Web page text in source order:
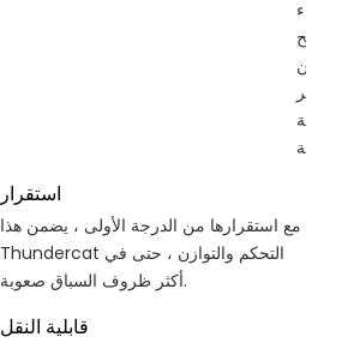
الماء
يتيح
تكبير
استقرار
مع استقرارها من الدرجة الأولى ، يضمن هذا
Thundercat التحكم والتوازن ، حتى في
أكثر ظروف السباق صعوبة.
قابلية النقل